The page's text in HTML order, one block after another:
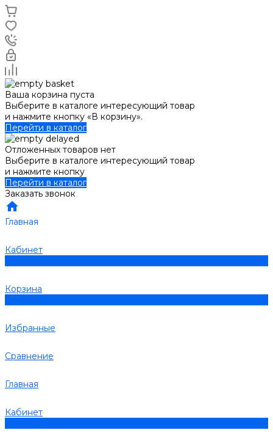
Ваша корзина пуста
Выберите в каталоге интересующий товар
и нажмите кнопку «В корзину».
Перейти в каталог
Отложенных товаров нет
Выберите в каталоге интересующий товар
и нажмите кнопку
Перейти в каталог
Заказать звонок
Главная
Кабинет
Корзина
Избранные
Сравнение
Главная
Кабинет